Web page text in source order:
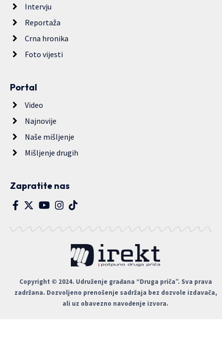
Intervju
Reportaža
Crna hronika
Foto vijesti
Portal
Video
Najnovije
Naše mišljenje
Mišljenje drugih
Zapratite nas
Copyright © 2024. Udruženje građana “Druga priča”. Sva prava
zadržana. Dozvoljeno prenošenje sadržaja bez dozvole izdavača,
ali uz obavezno navođenje izvora.